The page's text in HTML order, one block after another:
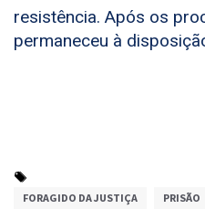
resistência. Após os
permaneceu à
FORAGIDO DA JUSTIÇA PRISÃO